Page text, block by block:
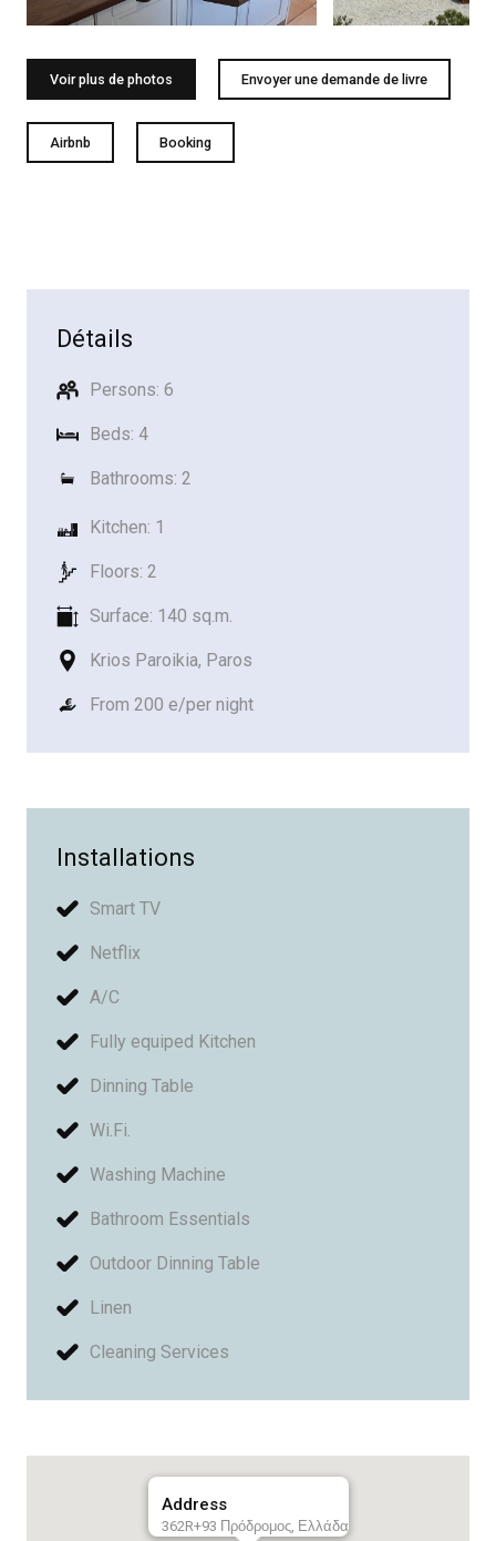
Voir plus de photos Envoyer une demande de livre
Airbnb Booking
Détails
Persons: 6
Beds: 4
Bathrooms: 2
Kitchen: 1
Floors: 2
Surface: 140 sq.m.
Krios Paroikia, Paros
From 200 e/per night
Installations
Smart TV
Netflix
A/C
Fully equiped Kitchen
Dinning Table
Wi.Fi.
Washing Machine
Bathroom Essentials
Outdoor Dinning Table
Linen
Cleaning Services
Address
362R+93 Πρόδρομος, Ελλάδα